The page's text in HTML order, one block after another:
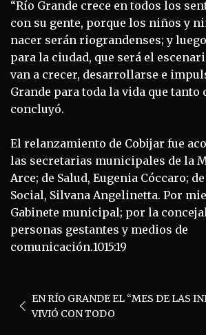
“Río Grande crece en todos los
con su gente, porque los niños y
nacer serán riograndenses; y
para la ciudad, que será el
van a crecer, desarrollarse e
Grande para toda la vida que tanto
concluyó.
El relanzamiento de Cobijar fue
las secretarias municipales de la
Arce; de Salud, Eugenia Cóccaro;
Social, Silvana Angelinetta. Por
Gabinete municipal; por la
personas gestantes y medios de
comunicación.1015:19
Navegación
de EN RÍO GRANDE EL “MES DE LAS
VIVIÓ CON TODO